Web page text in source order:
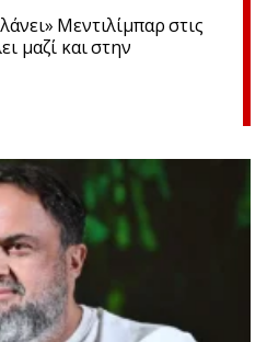
Μεντιλίμπαρ στις
μαζί και στην